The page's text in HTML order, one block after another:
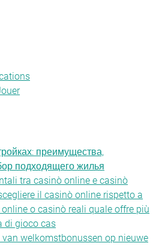
преимущества,
подходящего жилья
tra casinò online e casinò
il casinò online rispetto a
o casinò reali quale offre più
di gioco cas
van welkomstbonussen op nieuwe